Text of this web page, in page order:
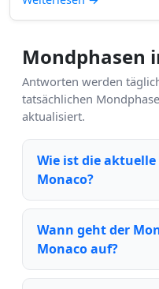
Mondphasen
Antworten werden
tatsächlichen
aktualisiert.
Wie ist die
Monaco?
Wann geht der
Monaco auf?